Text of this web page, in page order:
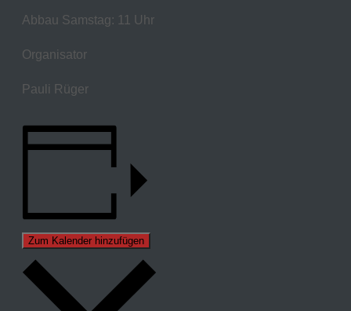
Abbau Samstag: 11 Uhr
Organisator
Pauli Rüger
Zum Kalender hinzufügen